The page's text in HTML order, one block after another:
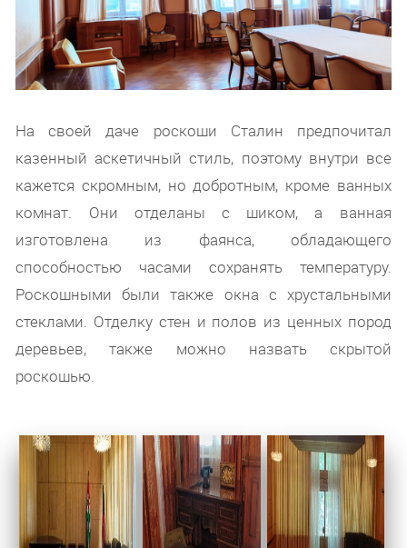
На своей даче роскоши Сталин предпочитал
казенный аскетичный стиль, поэтому внутри все
кажется скромным, но добротным, кроме ванных
комнат. Они отделаны с шиком, а ванная
изготовлена из фаянса, обладающего
способностью часами сохранять температуру.
Роскошными были также окна с хрустальными
стеклами. Отделку стен и полов из ценных пород
деревьев, также можно назвать скрытой
роскошью.